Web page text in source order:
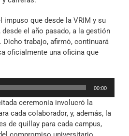
impuso que desde la VRIM y su
el año pasado, a la gestión
Dicho trabajo, afirmó, continuará
oficialmente una oficina que
00:00
ceremonia involucró la
cada colaborador, y, además, la
de quillay para cada campus,